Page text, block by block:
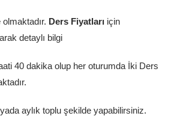
Ders Fiyatları için
detaylı bilgi
40 dakika olup her oturumda İki Ders
aylık toplu şekilde yapabilirsiniz.